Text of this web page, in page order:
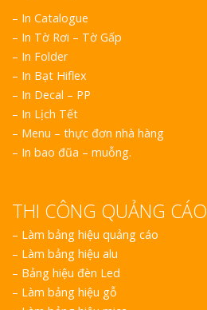
– In Catalogue
– In Tờ Rơi – Tờ Gấp
– In Folder
– In Bạt Hiflex
– In Decal – PP
– In Lịch Tết
– Menu – thực đơn nhà hàng
– In bao đũa – muỗng.
THI CÔNG QUẢNG CÁO
– Làm bảng hiệu quảng cáo
– Làm bảng hiệu alu
– Bảng hiệu đèn Led
– Làm bảng hiệu gỗ